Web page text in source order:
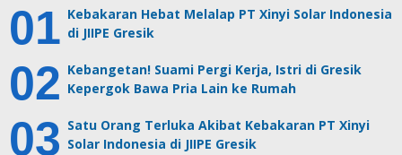
Kebakaran Hebat Melalap PT Xinyi Solar Indonesia
di JIIPE Gresik
Kebangetan! Suami Pergi Kerja, Istri di Gresik
Kepergok Bawa Pria Lain ke Rumah
Satu Orang Terluka Akibat Kebakaran PT Xinyi
Solar Indonesia di JIIPE Gresik